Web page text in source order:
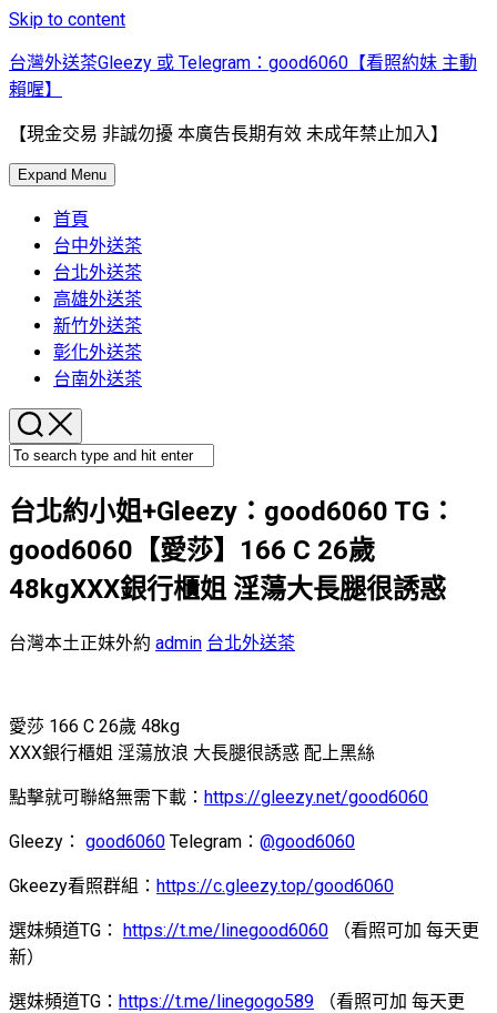
Skip to content
台灣外送茶Gleezy 或 Telegram：good6060【看照約妹 主動
賴喔】
【現金交易 非誠勿擾 本廣告長期有效 未成年禁止加入】
Expand Menu
首頁
台中外送茶
台北外送茶
高雄外送茶
新竹外送茶
彰化外送茶
台南外送茶
台北約小姐+Gleezy：good6060 TG：
good6060【愛莎】166 C 26歲
48kgXXX銀行櫃姐 淫蕩大長腿很誘惑
台灣本土正妹外約 admin 台北外送茶
愛莎 166 C 26歲 48kg
XXX銀行櫃姐 淫蕩放浪 大長腿很誘惑 配上黑絲
點擊就可聯絡無需下載： https://gleezy.net/good6060
Gleezy： good6060 Telegram： @good6060
Gkeezy看照群組： https://c.gleezy.top/good6060
選妹頻道TG： https://t.me/linegood6060 （看照可加 每天更
新）
選妹頻道TG： https://t.me/linegogo589 （看照可加 每天更